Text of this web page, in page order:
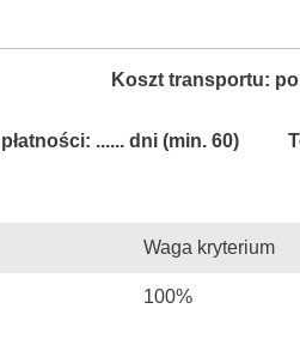
Koszt transportu:
...... dni (min. 60)
Waga kryterium
100%